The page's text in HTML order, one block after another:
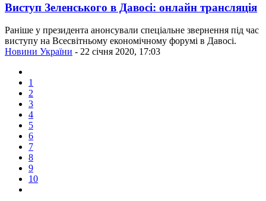
Виступ Зеленського в Давосі: онлайн трансляція
Раніше у президента анонсували спеціальне звернення під час
виступу на Всесвітньому економічному форумі в Давосі.
Новини України - 22 січня 2020, 17:03
1
2
3
4
5
6
7
8
9
10